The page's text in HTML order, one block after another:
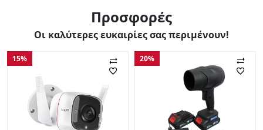
Προσφορές
Οι καλύτερες ευκαιρίες σας περιμένουν!
15% 20%